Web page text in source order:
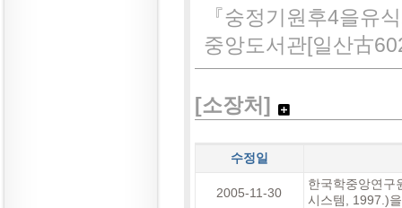
『숭정기원후4을유
중앙도서관[일산古
[소장처]
수정일
2005-11-30
한국학중앙연구
시스템, 1997.)